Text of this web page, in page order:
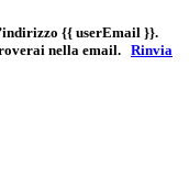
{{ userEmail }}.
nella email. Rinvia